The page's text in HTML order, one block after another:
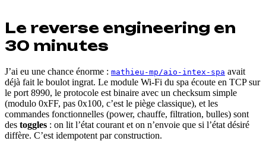
Le reverse engineering en
30 minutes
J’ai eu une chance énorme : mathieu-mp/aio-intex-spa avait
déjà fait le boulot ingrat. Le module Wi-Fi du spa écoute en TCP sur
le port 8990, le protocole est binaire avec un checksum simple
(modulo 0xFF, pas 0x100, c’est le piège classique), et les
commandes fonctionnelles (power, chauffe, filtration, bulles) sont
des toggles : on lit l’état courant et on n’envoie que si l’état désiré
diffère. C’est idempotent par construction.